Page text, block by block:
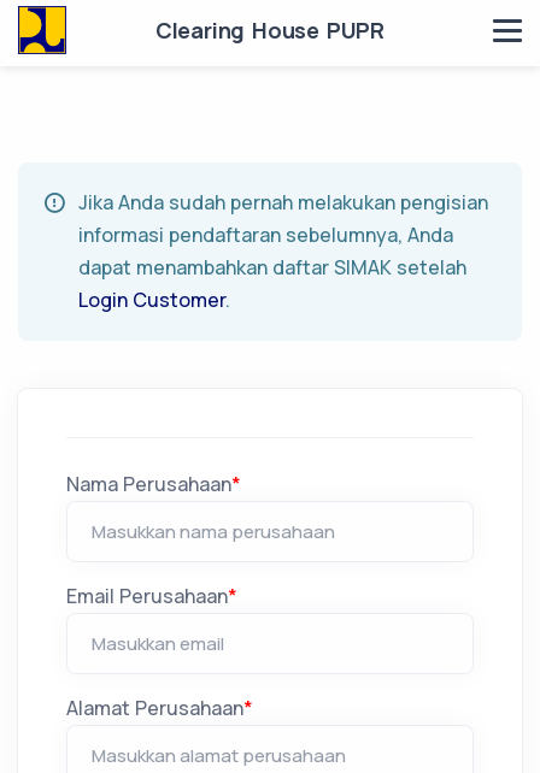
Clearing House PUPR
Jika Anda sudah pernah melakukan pengisian
informasi pendaftaran sebelumnya, Anda
dapat menambahkan daftar SIMAK setelah
Login Customer.
Nama Perusahaan*
Email Perusahaan*
Alamat Perusahaan*